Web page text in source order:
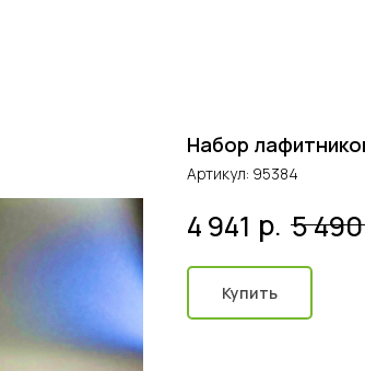
Набор
Артикул: 95384
4 941 р. 5 490
Купить